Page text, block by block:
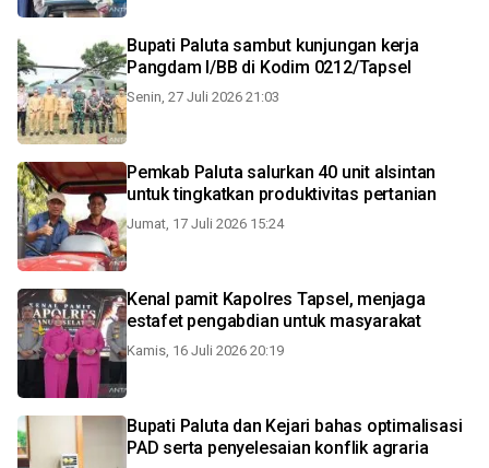
Bupati Paluta sambut kunjungan kerja
Pangdam I/BB di Kodim 0212/Tapsel
Senin, 27 Juli 2026 21:03
Pemkab Paluta salurkan 40 unit alsintan
untuk tingkatkan produktivitas pertanian
Jumat, 17 Juli 2026 15:24
Kenal pamit Kapolres Tapsel, menjaga
estafet pengabdian untuk masyarakat
Kamis, 16 Juli 2026 20:19
Bupati Paluta dan Kejari bahas optimalisasi
PAD serta penyelesaian konflik agraria